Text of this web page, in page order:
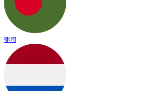
বাংলা